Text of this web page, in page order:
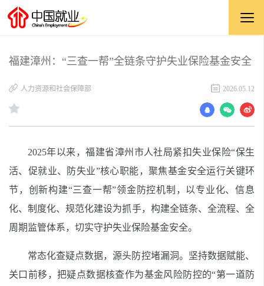
福建漳州：“三查一帮”全链条守护失业保险基金安全
人力资源和社会保障部 2026.05.12
2025年以来，福建省漳州市人社局紧扣失业保险“保生
活、促就业、防失业”核心职能，聚焦基金安全运行关键环
节，创新构建“三查一帮”领金防控机制，以专业化、信息
化、制度化、规范化建设为抓手，构建全链条、全流程、全
周期监管体系，切实守护失业保险基金安全。
常态化查疑点数据，源头防控堵漏洞。坚持数据赋能、
关口前移，把疑点数据核查作为基金风险防控的“第一道防